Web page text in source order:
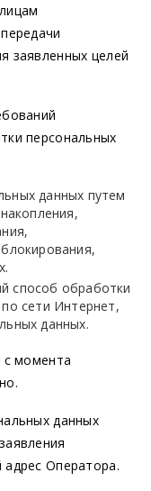
заявленных целей
персональных
данных путем
способ обработки
сети Интернет,
данных.
с момента
данных
Оператора.